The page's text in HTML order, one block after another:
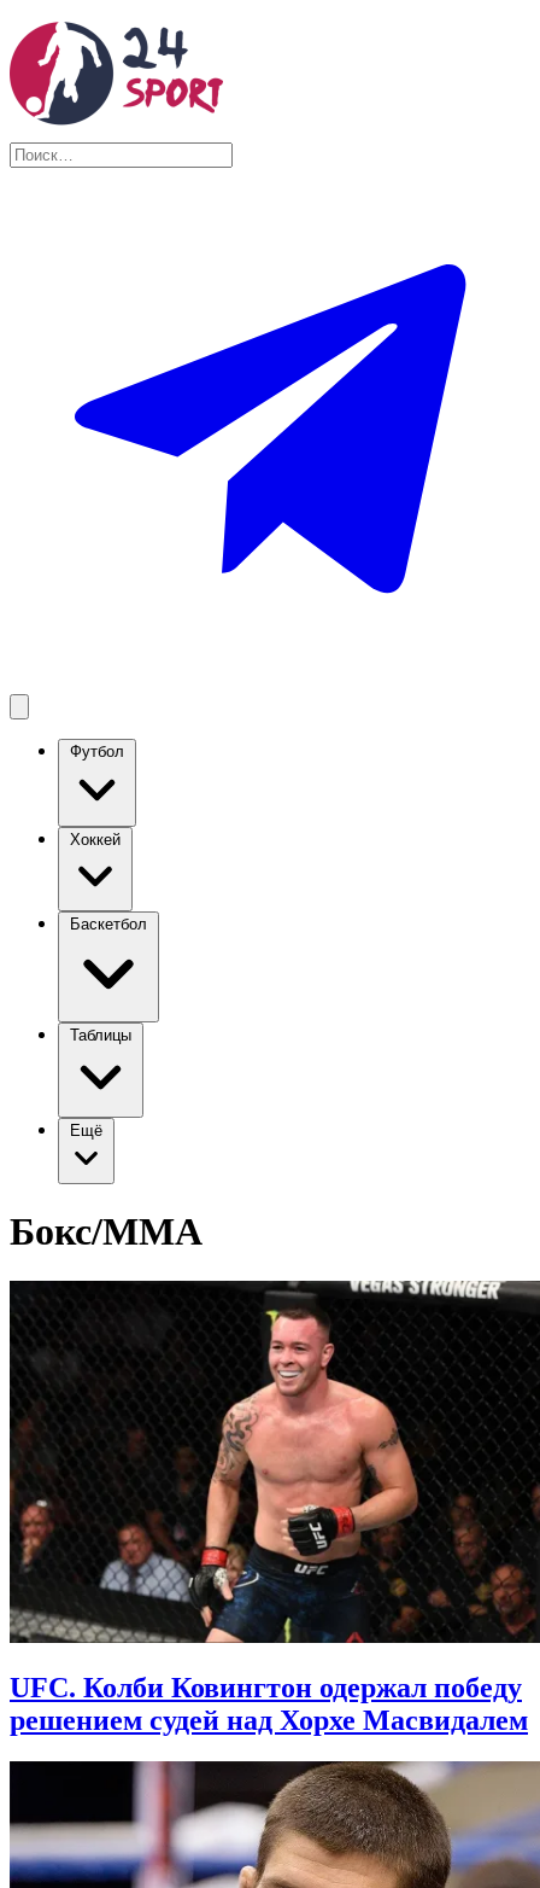
Футбол
Хоккей
Баскетбол
Таблицы
Ещё
Бокс/ММА
UFC. Колби Ковингтон одержал победу
решением судей над Хорхе Масвидалем